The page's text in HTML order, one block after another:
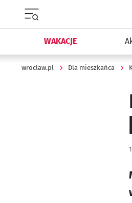
WAKACJE
wroclaw.pl Dla mieszkańca